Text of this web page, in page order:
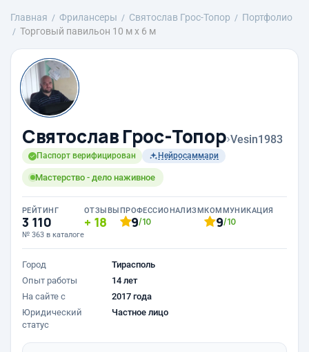
Главная Фрилансеры Святослав Грос-Топор
Портфолио
Торговый павильон 10 м х 6 м
Святослав Грос-Топор›Vesin1983
Паспорт верифицирован Нейросаммари
Мастерство - дело наживное
РЕЙТИНГ
3 110
№ 363 в каталоге
ОТЗЫВЫ
18
ПРОФЕССИОНАЛИЗМ
9/10
КОММУНИКАЦИЯ
9/10
Город
Тирасполь
Опыт работы
14 лет
На сайте с
2017 года
Юридический
статус
Частное лицо